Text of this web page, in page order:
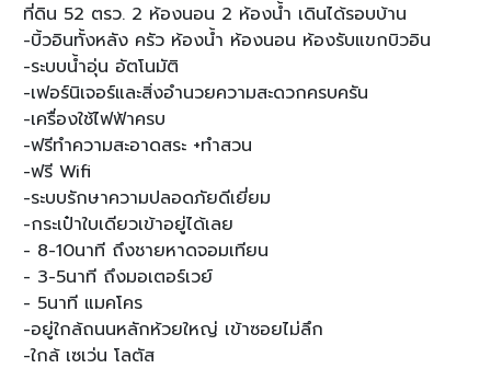
ที่ดิน 52 ตรว. 2 ห้องนอน 2 ห้องน้ำ เดินได้รอบบ้าน
-บิ้วอินทั้งหลัง ครัว ห้องน้ำ ห้องนอน ห้องรับแขกบิวอิน
-ระบบน้ำอุ่น อัตโนมัติ
-เฟอร์นิเจอร์และสิ่งอำนวยความสะดวกครบครัน
-เครื่องใช้ไฟฟ้าครบ
-ฟรีทำความสะอาดสระ +ทำสวน
-ฟรี Wifi
-ระบบรักษาความปลอดภัยดีเยี่ยม
-กระเป๋าใบเดียวเข้าอยู่ได้เลย
- 8-10นาที ถึงชายหาดจอมเทียน
- 3-5นาที ถึงมอเตอร์เวย์
- 5นาที แมคโคร
-อยู่ใกล้ถนนหลักห้วยใหญ่ เข้าซอยไม่ลึก
-ใกล้ เซเว่น โลตัส